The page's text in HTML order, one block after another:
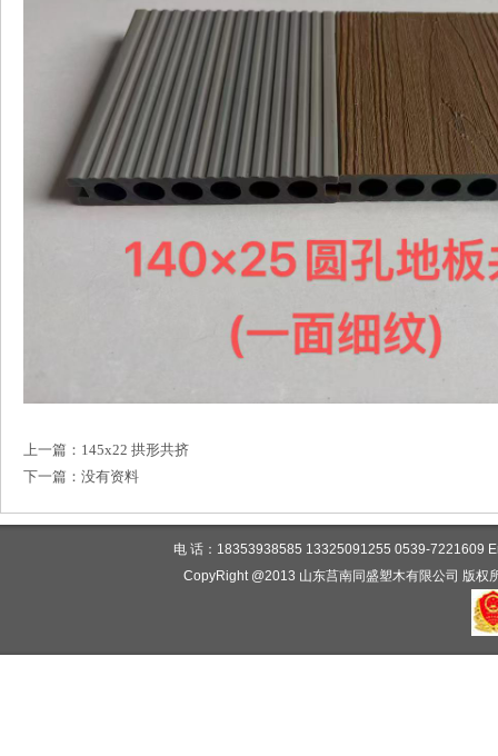
上一篇： 145x22 拱形共挤
下一篇：没有资料
电 话：18353938585 13325091255 0539-7221609
CopyRight @2013 山东莒南同盛塑木有限公司 版